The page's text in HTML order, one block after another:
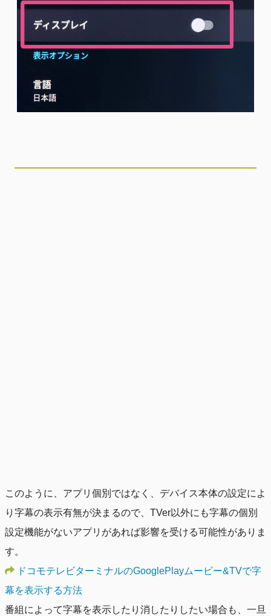
このように、アプリ個別ではなく、デバイス本体の設定によ
り字幕の表示有無が決まるので、TVer以外にも字幕の個別
設定機能がないアプリがあれば影響を受ける可能性がありま
す。
ドコモテレビターミナルのGooglePlayムービー&TVで字
幕を表示する方法
番組によって字幕を表示したり消したりしたい場合も、一旦